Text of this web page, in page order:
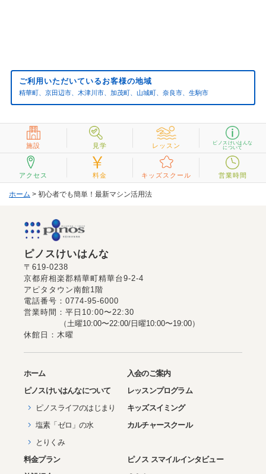
ご利用いただいているお客様の地域
精華町、京田辺市、木津川市、加茂町、山城町、奈良市、生駒市
施設 見学 レッスン ピノスけいはんな
について
アクセス 料金 キッズスクール 営業時間
ホーム > 初心者でも簡単！最新マシン活用法
ピノスけいはんな
〒619-0238
京都府相楽郡精華町精華台9-2-4
アピタタウン南館1階
電話番号：0774-95-6000
営業時間：平日10:00〜22:30
（土曜10:00〜22:00/日曜10:00〜19:00）
休館日：木曜
ホーム
ピノスけいはんなについて
ピノスライフのはじまり
塩素「ゼロ」の水
とりくみ
入会のご案内
レッスンプログラム
キッズスイミング
カルチャースクール
料金プラン
ピノス スマイルインタビュー